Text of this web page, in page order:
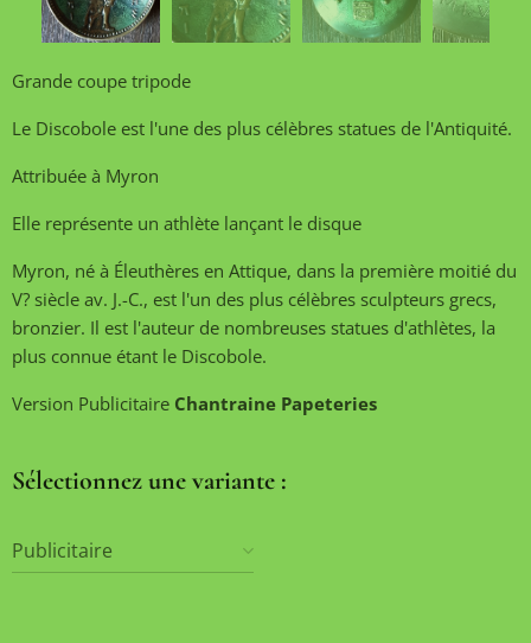
Grande coupe tripode
Le Discobole est l'une des plus célèbres statues de l'Antiquité.
Attribuée à Myron
Elle représente un athlète lançant le disque
Myron, né à Éleuthères en Attique, dans la première moitié du
V? siècle av. J.-C., est l'un des plus célèbres sculpteurs grecs,
bronzier. Il est l'auteur de nombreuses statues d'athlètes, la
plus connue étant le Discobole.
Version Publicitaire Chantraine Papeteries
Sélectionnez une variante :
Publicitaire